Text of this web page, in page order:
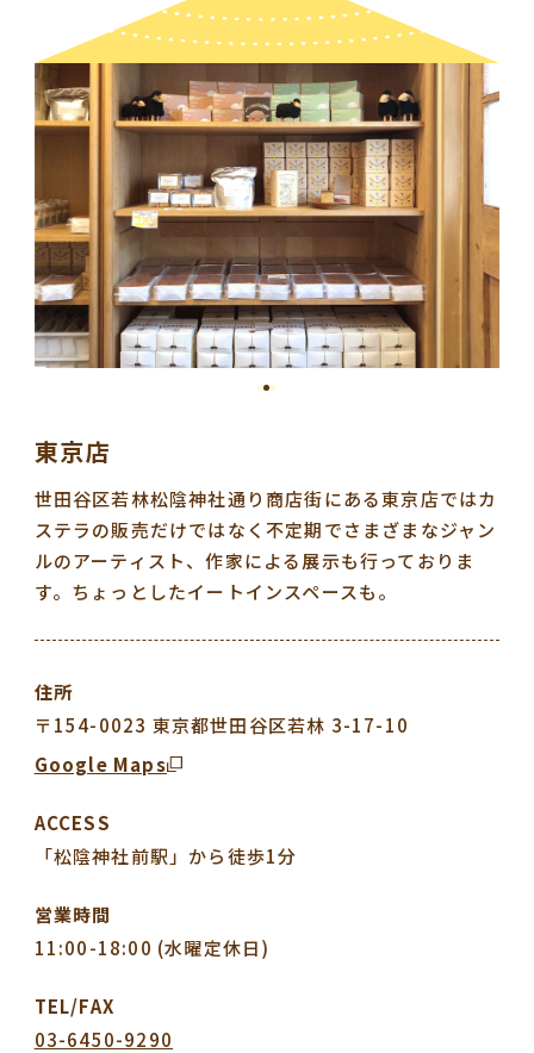
東京店
世田谷区若林松陰神社通り商店街にある東京店ではカ
ステラの販売だけではなく不定期でさまざまなジャン
ルのアーティスト、作家による展示も行っておりま
す。ちょっとしたイートインスペースも。
住所
〒154-0023 東京都世田谷区若林 3-17-10
Google Maps
ACCESS
「松陰神社前駅」から徒歩1分
営業時間
11:00-18:00 (水曜定休日)
TEL/FAX
03-6450-9290